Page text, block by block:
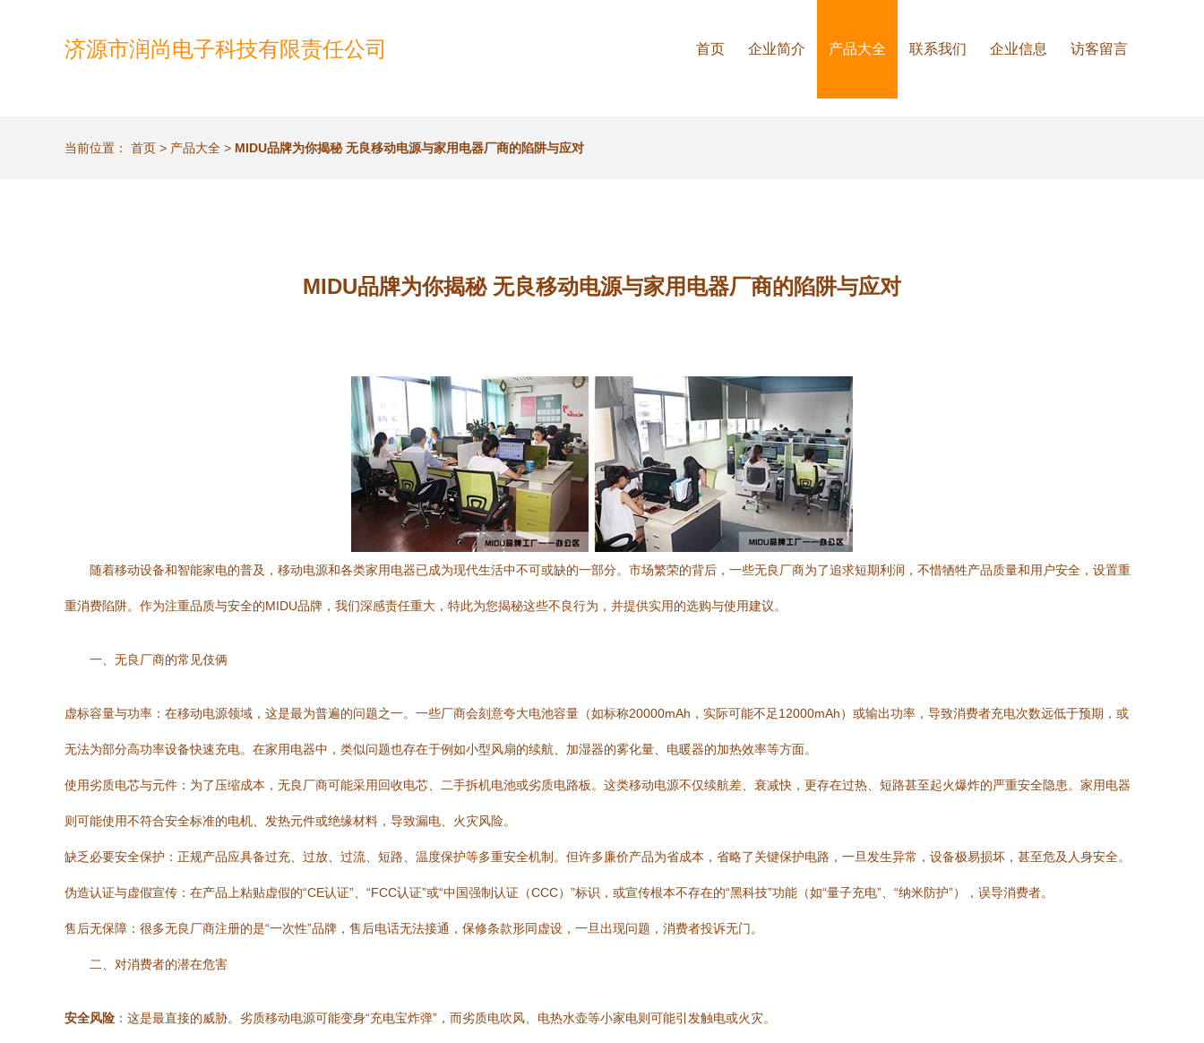
济源市润尚电子科技有限责任公司 首页 企业简介 产品大全 联系我们 企业信息 访客留言
当前位置： 首页 > 产品大全 > MIDU品牌为你揭秘 无良移动电源与家用电器厂商的陷阱与应对
MIDU品牌为你揭秘 无良移动电源与家用电器厂商的陷阱与应对
随着移动设备和智能家电的普及，移动电源和各类家用电器已成为现代生活中不可或缺的一部分。市场繁荣的背后，一些无良厂商为了追求短期利润，不惜牺牲产品质量和用户安全，设置重
重消费陷阱。作为注重品质与安全的MIDU品牌，我们深感责任重大，特此为您揭秘这些不良行为，并提供实用的选购与使用建议。
一、无良厂商的常见伎俩
虚标容量与功率：在移动电源领域，这是最为普遍的问题之一。一些厂商会刻意夸大电池容量（如标称20000mAh，实际可能不足12000mAh）或输出功率，导致消费者充电次数远低于预期，或
无法为部分高功率设备快速充电。在家用电器中，类似问题也存在于例如小型风扇的续航、加湿器的雾化量、电暖器的加热效率等方面。
使用劣质电芯与元件：为了压缩成本，无良厂商可能采用回收电芯、二手拆机电池或劣质电路板。这类移动电源不仅续航差、衰减快，更存在过热、短路甚至起火爆炸的严重安全隐患。家用电器
则可能使用不符合安全标准的电机、发热元件或绝缘材料，导致漏电、火灾风险。
缺乏必要安全保护：正规产品应具备过充、过放、过流、短路、温度保护等多重安全机制。但许多廉价产品为省成本，省略了关键保护电路，一旦发生异常，设备极易损坏，甚至危及人身安全。
伪造认证与虚假宣传：在产品上粘贴虚假的“CE认证”、“FCC认证”或“中国强制认证（CCC）”标识，或宣传根本不存在的“黑科技”功能（如“量子充电”、“纳米防护”），误导消费者。
售后无保障：很多无良厂商注册的是“一次性”品牌，售后电话无法接通，保修条款形同虚设，一旦出现问题，消费者投诉无门。
二、对消费者的潜在危害
安全风险 ：这是最直接的威胁。劣质移动电源可能变身“充电宝炸弹”，而劣质电吹风、电热水壶等小家电则可能引发触电或火灾。